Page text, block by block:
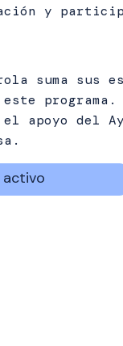
y
suma
el apoyo del
activo